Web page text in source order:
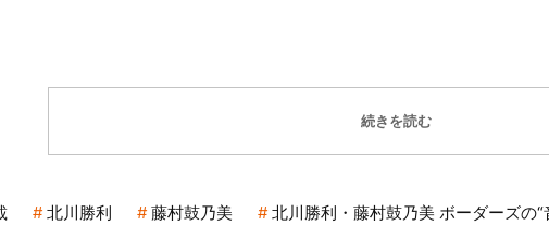
続きを読む
北川勝利 藤村鼓乃美 北川勝利・藤村鼓乃美 ボーダーズの